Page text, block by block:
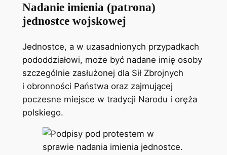
Nadanie imienia (patrona)
jednostce wojskowej
Jednostce, a w uzasadnionych przypadkach
pododdziałowi, może być nadane imię osoby
szczególnie zasłużonej dla Sił Zbrojnych
i obronności Państwa oraz zajmującej
poczesne miejsce w tradycji Narodu i oręża
polskiego.